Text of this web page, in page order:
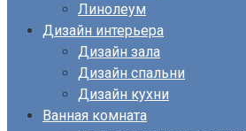
Линолеум
Дизайн интерьера
Дизайн зала
Дизайн спальни
Дизайн кухни
Ванная комната